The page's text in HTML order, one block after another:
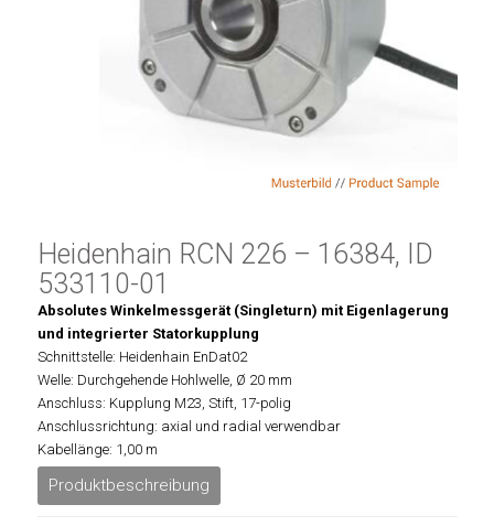
Heidenhain RCN 226 – 16384, ID
533110-01
Absolutes Winkelmessgerät (Singleturn) mit Eigenlagerung
und integrierter Statorkupplung
Schnittstelle: Heidenhain EnDat02
Welle: Durchgehende Hohlwelle, Ø 20 mm
Anschluss: Kupplung M23, Stift, 17-polig
Anschlussrichtung: axial und radial verwendbar
Kabellänge: 1,00 m
Produktbeschreibung